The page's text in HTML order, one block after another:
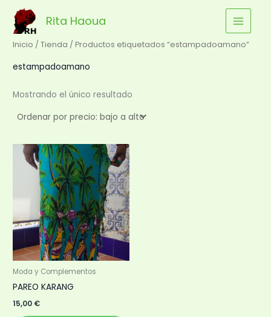
contenido
Rita Haoua
Inicio /Tienda / Productos etiquetados “estampadoamano”
estampadoamano
Mostrando el único resultado
Moda y Complementos
PAREO KARANG
15,00 €